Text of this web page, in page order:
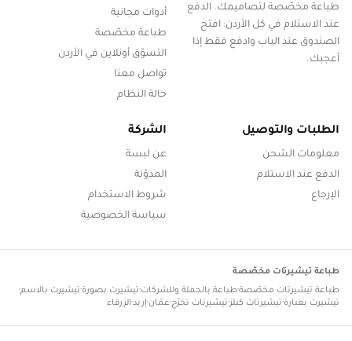
طباعة مخصّصة لتصاميمك. الدفع
عند الاستلام في كل الأردن: افتح
الصندوق عند الباب وادفع فقط إذا
أعجبك.
أدوات مجانية
طباعة مخصّصة
التسوّق أونلاين في الأردن
تواصل معنا
حالة النظام
الطلبات والتوصيل
معلومات الشحن
الدفع عند الاستلام
الإرجاع
الشركة
عن لبسة
المدوّنة
شروط الاستخدام
سياسة الخصوصية
طباعة تيشيرتات مخصّصة
طباعة تيشيرتات مخصّصة·طباعة بالجملة وللشركات·تيشيرت بصورة·تيشيرت بالاسم·
تيشيرت بعبارة·تيشيرتات كبلز·تيشيرتات تخرّج·عمّان·إربد·الزرقاء